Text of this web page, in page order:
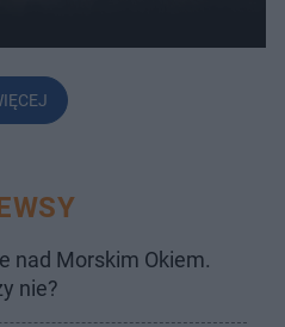
nad Morskim Okiem.
nie?